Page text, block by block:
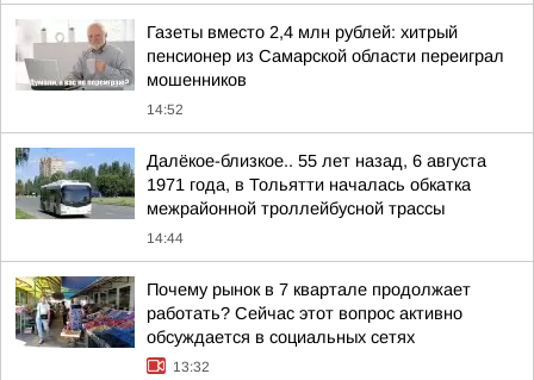
Газеты вместо 2,4 млн рублей: хитрый
пенсионер из Самарской области переиграл
мошенников
14:52
Далёкое-близкое.. 55 лет назад, 6 августа
1971 года, в Тольятти началась обкатка
межрайонной троллейбусной трассы
14:44
Почему рынок в 7 квартале продолжает
работать? Сейчас этот вопрос активно
обсуждается в социальных сетях
13:32